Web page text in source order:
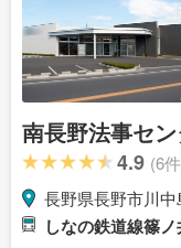
南長野法事セ
4.9 (6
長野県長野市川中
しなの鉄道線篠